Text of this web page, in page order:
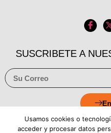
SUSCRIBETE A
Usamos cookies o
acceder y procesar datos